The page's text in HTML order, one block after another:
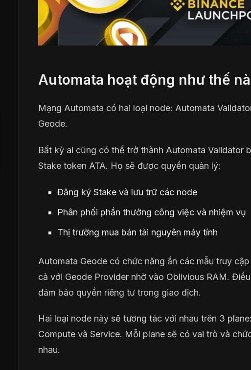
Automata hoạt động như thế
Mạng Automata có hai loại node: Automata
Geode.
Bất kỳ ai cũng có thể trở thành Automata Validator
Stake token ATA. Họ sẽ được quyền quản lý:
Đăng ký Stake và lưu trữ các node
Phân phối phần thưởng công việc và nhiệm vụ
Thị trường mua bán tài nguyên máy tính
Automata Geode có chức năng ẩn các mẫu truy
cả với Geode Provider nhờ vào Oblivious RAM.
đảm bảo quyền riêng tư trong giao dịch.
Hai loại node này sẽ tương tác với nhau trên 3
Compute và Service. Mỗi plane sẽ có vai trò và
nhau.